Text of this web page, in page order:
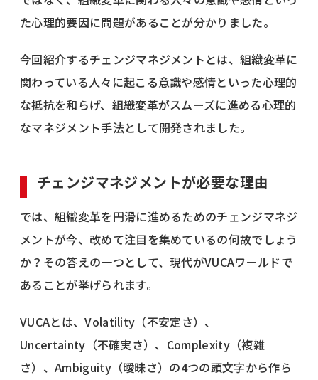
た心理的要因に問題があることが分かりました。
今回紹介するチェンジマネジメントとは、組織変革に
関わっている人々に起こる意識や感情といった心理的
な抵抗を和らげ、組織変革がスムーズに進める心理的
なマネジメント手法として開発されました。
チェンジマネジメントが必要な理由
では、組織変革を円滑に進めるためのチェンジマネジ
メントが今、改めて注目を集めているの何故でしょう
か？その答えの一つとして、現代がVUCAワールドで
あることが挙げられます。
VUCAとは、Volatility（不安定さ）、
Uncertainty（不確実さ）、Complexity（複雑
さ）、Ambiguity（曖昧さ）の4つの頭文字から作ら